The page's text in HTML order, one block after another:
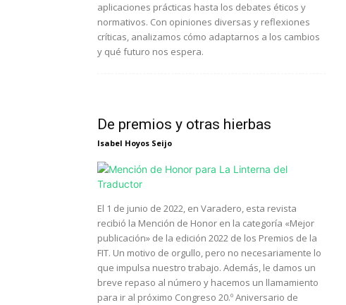
aplicaciones prácticas hasta los debates éticos y
normativos. Con opiniones diversas y reflexiones
críticas, analizamos cómo adaptarnos a los cambios
y qué futuro nos espera.
De premios y otras hierbas
Isabel Hoyos Seijo
El 1 de junio de 2022, en Varadero, esta revista
recibió la Mención de Honor en la categoría «Mejor
publicación» de la edición 2022 de los Premios de la
FIT. Un motivo de orgullo, pero no necesariamente lo
que impulsa nuestro trabajo. Además, le damos un
breve repaso al número y hacemos un llamamiento
para ir al próximo Congreso 20.º Aniversario de